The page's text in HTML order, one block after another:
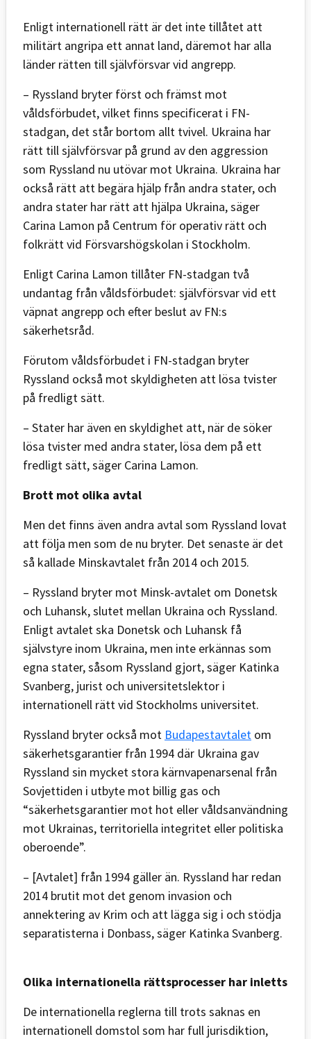
Enligt internationell rätt är det inte tillåtet att
militärt angripa ett annat land, däremot har alla
länder rätten till självförsvar vid angrepp.
– Ryssland bryter först och främst mot
våldsförbudet, vilket finns specificerat i FN-
stadgan, det står bortom allt tvivel. Ukraina har
rätt till självförsvar på grund av den aggression
som Ryssland nu utövar mot Ukraina. Ukraina har
också rätt att begära hjälp från andra stater, och
andra stater har rätt att hjälpa Ukraina, säger
Carina Lamon på Centrum för operativ rätt och
folkrätt vid Försvarshögskolan i Stockholm.
Enligt Carina Lamon tillåter FN-stadgan två
undantag från våldsförbudet: självförsvar vid ett
väpnat angrepp och efter beslut av FN:s
säkerhetsråd.
Förutom våldsförbudet i FN-stadgan bryter
Ryssland också mot skyldigheten att lösa tvister
på fredligt sätt.
– Stater har även en skyldighet att, när de söker
lösa tvister med andra stater, lösa dem på ett
fredligt sätt, säger Carina Lamon.
Brott mot olika avtal
Men det finns även andra avtal som Ryssland lovat
att följa men som de nu bryter. Det senaste är det
så kallade Minskavtalet från 2014 och 2015.
– Ryssland bryter mot Minsk-avtalet om Donetsk
och Luhansk, slutet mellan Ukraina och Ryssland.
Enligt avtalet ska Donetsk och Luhansk få
självstyre inom Ukraina, men inte erkännas som
egna stater, såsom Ryssland gjort, säger Katinka
Svanberg, jurist och universitetslektor i
internationell rätt vid Stockholms universitet.
Ryssland bryter också mot Budapestavtalet om
säkerhetsgarantier från 1994 där Ukraina gav
Ryssland sin mycket stora kärnvapenarsenal från
Sovjettiden i utbyte mot billig gas och
“säkerhetsgarantier mot hot eller våldsanvändning
mot Ukrainas, territoriella integritet eller politiska
oberoende”.
– [Avtalet] från 1994 gäller än. Ryssland har redan
2014 brutit mot det genom invasion och
annektering av Krim och att lägga sig i och stödja
separatisterna i Donbass, säger Katinka Svanberg.
Olika internationella rättsprocesser har inletts
De internationella reglerna till trots saknas en
internationell domstol som har full jurisdiktion,